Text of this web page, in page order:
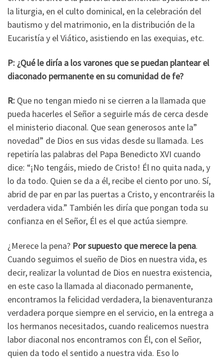
la liturgia, en el culto dominical, en la celebración del
bautismo y del matrimonio, en la distribución de la
Eucaristía y el Viático, asistiendo en las exequias, etc.
P: ¿Qué le diría a los varones que se puedan plantear el
diaconado permanente en su comunidad de fe?
R: Que no tengan miedo ni se cierren a la llamada que
pueda hacerles el Señor a seguirle más de cerca desde
el ministerio diaconal. Que sean generosos ante la”
novedad” de Dios en sus vidas desde su llamada. Les
repetiría las palabras del Papa Benedicto XVI cuando
dice: “¡No tengáis, miedo de Cristo! Él no quita nada, y
lo da todo. Quien se da a él, recibe el ciento por uno. Sí,
abrid de par en par las puertas a Cristo, y encontraréis la
verdadera vida.” También les diría que pongan toda su
confianza en el Señor, Él es el que actúa siempre.
¿Merece la pena? Por supuesto que merece la pena.
Cuando seguimos el sueño de Dios en nuestra vida, es
decir, realizar la voluntad de Dios en nuestra existencia,
en este caso la llamada al diaconado permanente,
encontramos la felicidad verdadera, la bienaventuranza
verdadera porque siempre en el servicio, en la entrega a
los hermanos necesitados, cuando realicemos nuestra
labor diaconal nos encontramos con Él, con el Señor,
quien da todo el sentido a nuestra vida. Eso lo